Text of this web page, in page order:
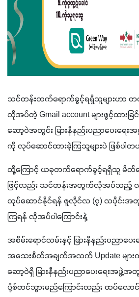
သင်တန်းတက်ရောက်ခွင့်ရရှိသူများဟာ
လိုအပ်တဲ့ Gmail account များဖွင့်ထားခြ
ဆော့ဝဲအတွင်း မြားနီနည်းပညာပေးရေး
ကို လုပ်ဆောင်ထားခဲ့ကြသူများပဲ ဖြစ်ပါတ
ထို့ကြောင့် ယခုတက်ရောက်ခွင့်ရရှိသူ မိတ်
ဖြင့်လည်း သင်တန်းအတွက်လိုအပ်သည့် လမ်
လုပ်ဆောင်နိုင်ရန် ဇူလိုင်လ (၇) လပိုင်းအတွင်
ကြရန် လိုအပ်ပါကြောင်းနဲ့
အစိမ်းရောင်လမ်းနှင့် မြားနီနည်းပညာပ
အသေးစိတ်အချက်အလက် Update များ
ဆော့ဝဲရှိ မြားနီနည်းပညာပေးရေးအ
ပို့စ်တင်သွားမည်ကြောင်းလည်း ထပ်လောင်း